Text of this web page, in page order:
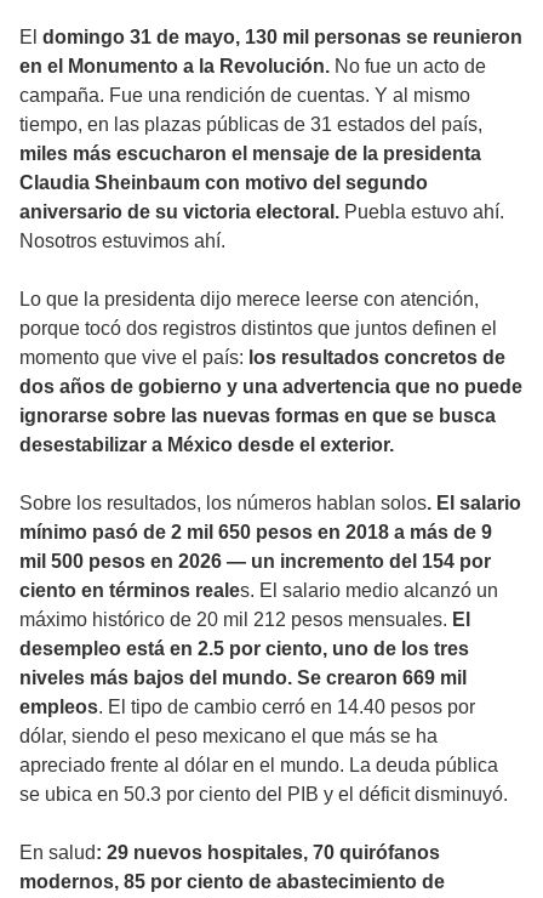
El domingo 31 de mayo, 130 mil personas se reunieron
en el Monumento a la Revolución. No fue un acto de
campaña. Fue una rendición de cuentas. Y al mismo
tiempo, en las plazas públicas de 31 estados del país,
miles más escucharon el mensaje de la presidenta
Claudia Sheinbaum con motivo del segundo
aniversario de su victoria electoral. Puebla estuvo ahí.
Nosotros estuvimos ahí.
Lo que la presidenta dijo merece leerse con atención,
porque tocó dos registros distintos que juntos definen el
momento que vive el país: los resultados concretos de
dos años de gobierno y una advertencia que no puede
ignorarse sobre las nuevas formas en que se busca
desestabilizar a México desde el exterior.
Sobre los resultados, los números hablan solos. El salario
mínimo pasó de 2 mil 650 pesos en 2018 a más de 9
mil 500 pesos en 2026 — un incremento del 154 por
ciento en términos reales. El salario medio alcanzó un
máximo histórico de 20 mil 212 pesos mensuales. El
desempleo está en 2.5 por ciento, uno de los tres
niveles más bajos del mundo. Se crearon 669 mil
empleos. El tipo de cambio cerró en 14.40 pesos por
dólar, siendo el peso mexicano el que más se ha
apreciado frente al dólar en el mundo. La deuda pública
se ubica en 50.3 por ciento del PIB y el déficit disminuyó.
En salud: 29 nuevos hospitales, 70 quirófanos
modernos, 85 por ciento de abastecimiento de